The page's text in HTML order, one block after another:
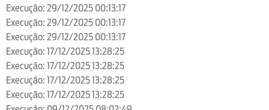
Execução: 29/12/2025 00:13:17
Execução: 29/12/2025 00:13:17
Execução: 29/12/2025 00:13:17
Execução: 17/12/2025 13:28:25
Execução: 17/12/2025 13:28:25
Execução: 17/12/2025 13:28:25
Execução: 17/12/2025 13:28:25